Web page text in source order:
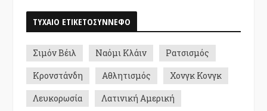
ΤΥΧΑΙΟ ΕΤΙΚΕΤΟΣΥΝΝΕΦΟ
Σιμόν Βέιλ Ναόμι Κλάιν
Ρατσισμός
Κρονστάνδη
Αθλητισμός
Χονγκ Κονγκ
Λευκορωσία
Λατινική Αμερική